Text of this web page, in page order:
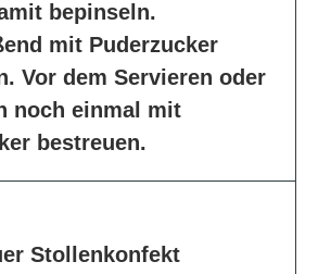
bepinseln.
mit Puderzucker
Vor dem Servieren oder
noch einmal mit
bestreuen.
Stollenkonfekt